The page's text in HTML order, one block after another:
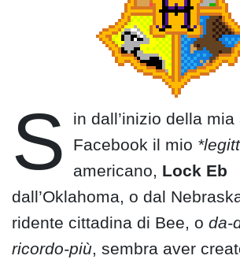
S
in dall’inizio della
Facebook il mio
americano, Lock Eb
dall’Oklahoma, o dal
ridente cittadina di Bee, o da-
ricordo-più, sembra aver